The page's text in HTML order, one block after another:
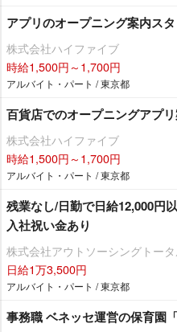
アプリのオープニング案内ス
株式会社ハイファイブ
時給1,500円～1,700円
アルバイト・パート / 東京都
百貨店でのオープニングアプ
株式会社ハイファイブ
時給1,500円～1,700円
アルバイト・パート / 東京都
残業なし/日勤で日給12,000円
入社祝い金あり
株式会社アウトソーシングトー
日給1万3,500円
アルバイト・パート / 東京都
事務職 ベネッセ運営の保育園